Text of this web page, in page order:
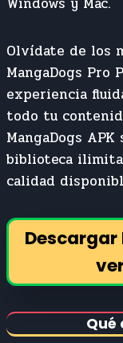
Olvídate de los
MangaDogs Pro
experiencia
todo tu
MangaDogs
biblioteca
calidad
Qué